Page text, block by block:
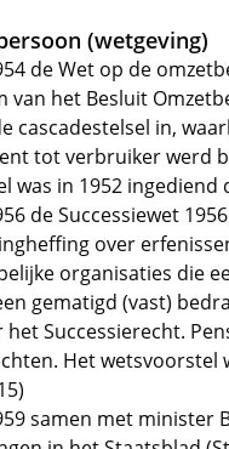
(wetgeving)
de Wet op de
van het Besluit
cascadestelsel in,
tot verbruiker werd
was in 1952 ingediend
de Successiewet
over
organisaties die
gematigd (vast)
het Successierecht.
Het
samen met minister